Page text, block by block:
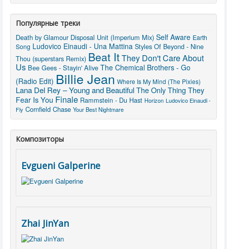
Популярные треки
Death by Glamour Disposal Unit (Imperium Mix) Self Aware Earth
Song Ludovico Einaudi - Una Mattina Styles Of Beyond - Nine
Thou (superstars Remix) Beat ItThey Don't Care About
Us Bee Gees - Stayin' Alive The Chemical Brothers - Go
(Radio Edit) Billie Jean Where Is My Mind (The Pixies)
Lana Del Rey – Young and BeautifulThe Only Thing They
Fear Is You Finale Rammstein - Du Hast Horizon Ludovico Einaudi -
Fly Cornfield Chase Your Best Nightmare
Композиторы
Evgueni Galperine
Zhai JinYan